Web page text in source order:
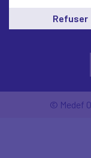
© Medef
Refuser